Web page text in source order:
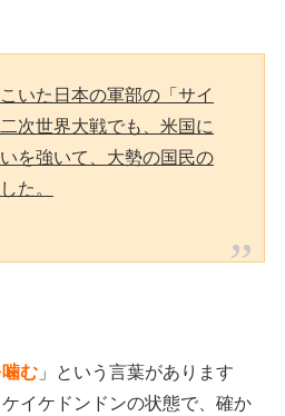
いた日本の軍部の「サイ
次世界大戦でも、米国に
を強いて、大勢の国民の
た。
む 」という言葉があります
イケドンドンの状態で、確か